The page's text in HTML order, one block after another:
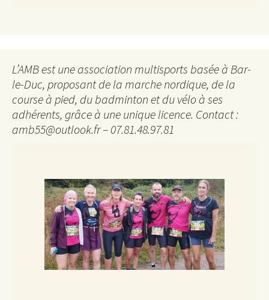
L’AMB est une association multisports basée à Bar-
le-Duc, proposant de la marche nordique, de la
course à pied, du badminton et du vélo à ses
adhérents, grâce à une unique licence. Contact :
amb55@outlook.fr – 07.81.48.97.81